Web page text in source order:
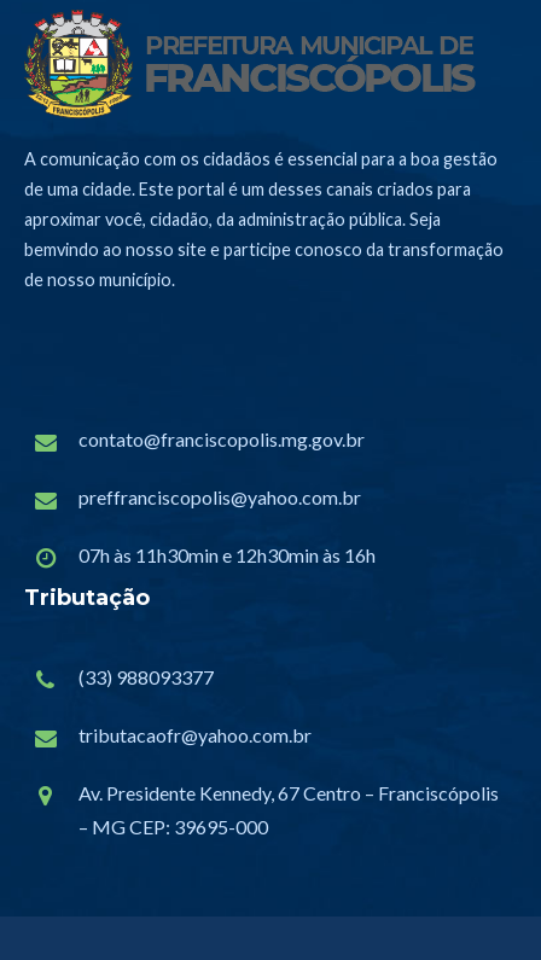
A comunicação com os cidadãos é essencial para a boa gestão
de uma cidade. Este portal é um desses canais criados para
aproximar você, cidadão, da administração pública. Seja
bemvindo ao nosso site e participe conosco da transformação
de nosso município.
contato@franciscopolis.mg.gov.br
preffranciscopolis@yahoo.com.br
07h às 11h30min e 12h30min às 16h
Tributação
(33) 988093377
tributacaofr@yahoo.com.br
Av. Presidente Kennedy, 67 Centro – Franciscópolis
– MG CEP: 39695-000